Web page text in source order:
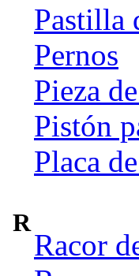
Pastilla
Pernos
Pieza
Pistón
Placa
R
Racor